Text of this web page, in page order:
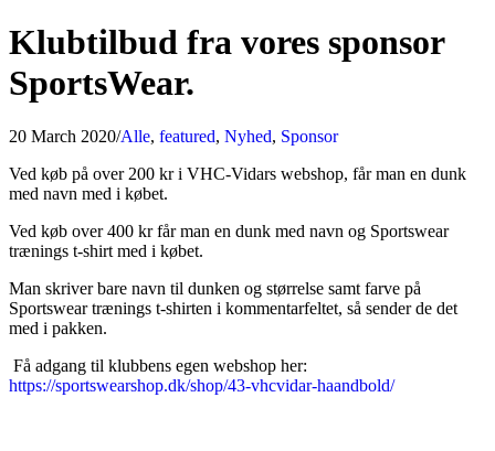
Klubtilbud fra vores sponsor
SportsWear.
20 March 2020/Alle, featured, Nyhed, Sponsor
Ved køb på over 200 kr i VHC-Vidars webshop, får man en dunk
med navn med i købet.
Ved køb over 400 kr får man en dunk med navn og Sportswear
trænings t-shirt med i købet.
Man skriver bare navn til dunken og størrelse samt farve på
Sportswear trænings t-shirten i kommentarfeltet, så sender de det
med i pakken.
Få adgang til klubbens egen webshop her:
https://sportswearshop.dk/shop/43-vhcvidar-haandbold/